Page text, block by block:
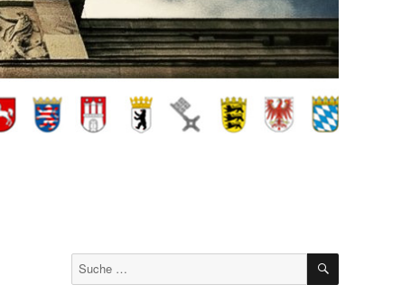
Suche
nach:
SUCHEN